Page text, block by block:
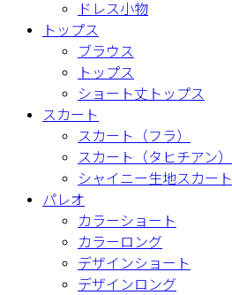
ドレス小物
トップス
ブラウス
トップス
ショート丈トップス
スカート
スカート（フラ）
スカート（タヒチアン）
シャイニー生地スカート
パレオ
カラーショート
カラーロング
デザインショート
デザインロング